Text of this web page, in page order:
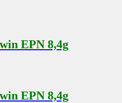
EPN 8,4g
EPN 8,4g